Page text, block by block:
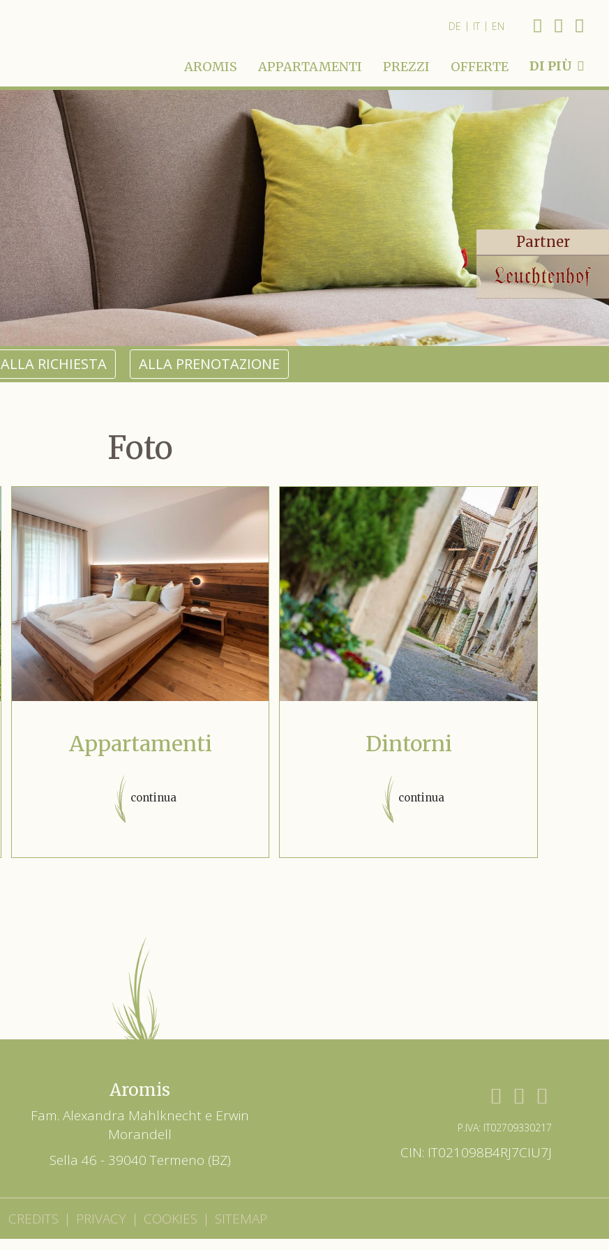
DE | IT | EN
AROMIS APPARTAMENTI PREZZI OFFERTE DI PIÙ
Partner
ALLA RICHIESTA ALLA PRENOTAZIONE
Foto
Appartamenti
continua
Dintorni
continua
Aromis
Fam. Alexandra Mahlknecht e Erwin
Morandell
Sella 46 - 39040 Termeno (BZ)
P.IVA: IT02709330217
CIN: IT021098B4RJ7CIU7J
CREDITS | PRIVACY | COOKIES | SITEMAP